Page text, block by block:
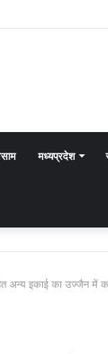
मध्यप्रदेश
अन्य इकाई का उज्जैन में